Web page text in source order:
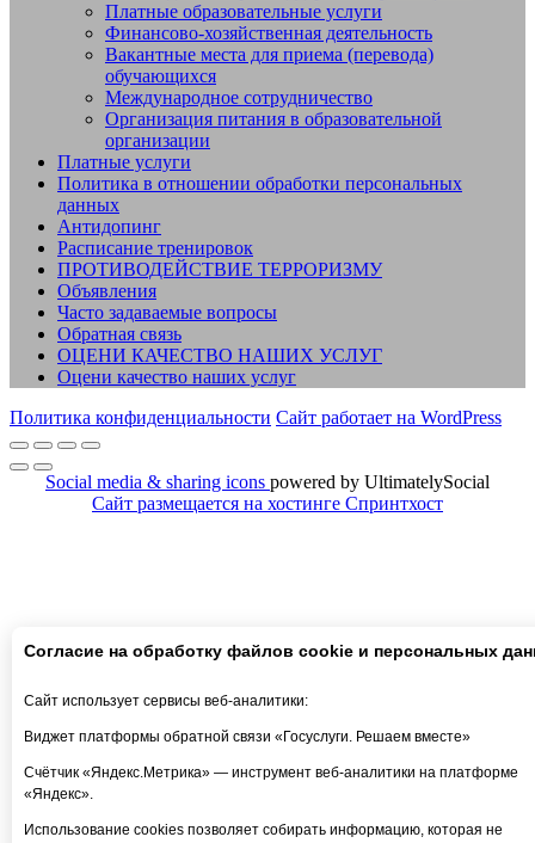
Платные образовательные услуги
Финансово-хозяйственная деятельность
Вакантные места для приема (перевода)
обучающихся
Международное сотрудничество
Организация питания в образовательной
организации
Платные услуги
Политика в отношении обработки персональных
данных
Антидопинг
Расписание тренировок
ПРОТИВОДЕЙСТВИЕ ТЕРРОРИЗМУ
Объявления
Часто задаваемые вопросы
Обратная связь
ОЦЕНИ КАЧЕСТВО НАШИХ УСЛУГ
Оцени качество наших услуг
Политика конфиденциальности Сайт работает на WordPress
Social media & sharing icons powered by UltimatelySocial
Сайт размещается на хостинге Спринтхост
Согласие на обработку файлов cookie и персональных
Сайт использует сервисы веб-аналитики:
Виджет платформы обратной связи «Госуслуги. Решаем вместе»
Счётчик «Яндекс.Метрика» — инструмент веб-аналитики на платформе
«Яндекс».
Использование cookies позволяет собирать информацию, которая не